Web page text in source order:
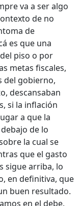
va a ser algo
de no
de
es que una
piso o por
metas fiscales,
del gobierno,
descansaban
si la inflación
a que la
de lo
la cual se
que el gasto
sigue arriba, lo
en definitiva, que
buen resultado.
en el debe,